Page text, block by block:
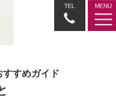
すめガイド